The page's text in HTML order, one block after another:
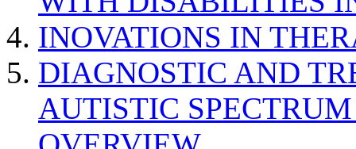
INOVATIONS IN
DIAGNOSTIC AND
AUTISTIC